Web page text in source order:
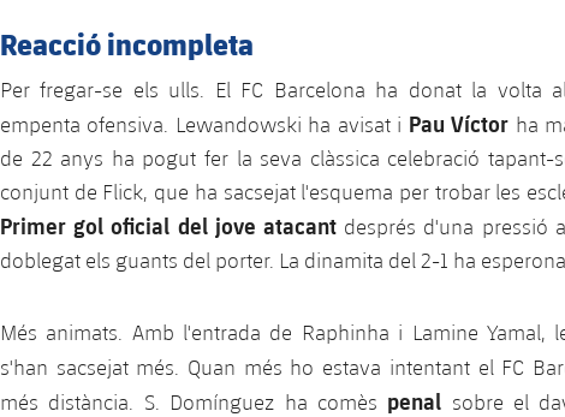
Reacció incompleta
Per fregar-se els ulls. El FC Barcelona ha donat la volta
empenta ofensiva. Lewandowski ha avisat i Pau Víctor ha
de 22 anys ha pogut fer la seva clàssica celebració tapant-
conjunt de Flick, que ha sacsejat l'esquema per trobar les
Primer gol oficial del jove atacant després d'una pressió
doblegat els guants del porter. La dinamita del 2-1 ha
Més animats. Amb l'entrada de Raphinha i Lamine Yamal,
s'han sacsejat més. Quan més ho estava intentant el FC
més distància. S. Domínguez ha comès penal sobre el